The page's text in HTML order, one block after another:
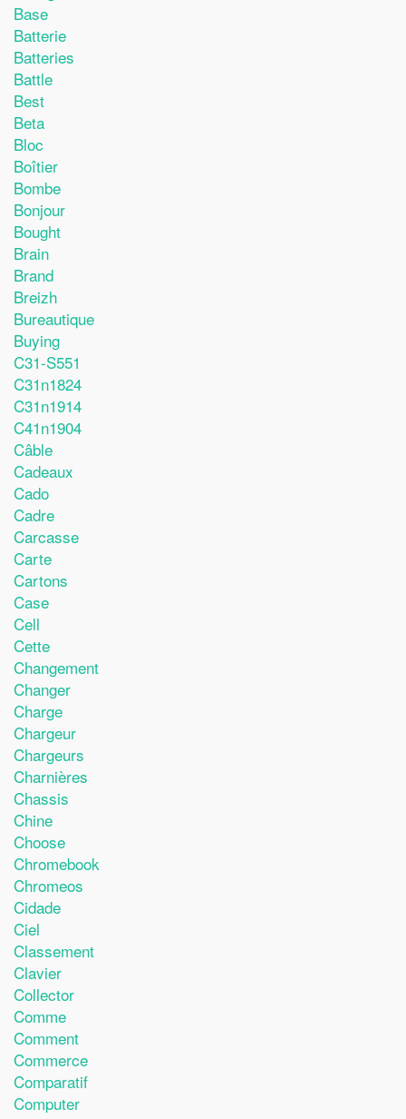
Base
Batterie
Batteries
Battle
Best
Beta
Bloc
Boîtier
Bombe
Bonjour
Bought
Brain
Brand
Breizh
Bureautique
Buying
C31-S551
C31n1824
C31n1914
C41n1904
Câble
Cadeaux
Cado
Cadre
Carcasse
Carte
Cartons
Case
Cell
Cette
Changement
Changer
Charge
Chargeur
Chargeurs
Charnières
Chassis
Chine
Choose
Chromebook
Chromeos
Cidade
Ciel
Classement
Clavier
Collector
Comme
Comment
Commerce
Comparatif
Computer